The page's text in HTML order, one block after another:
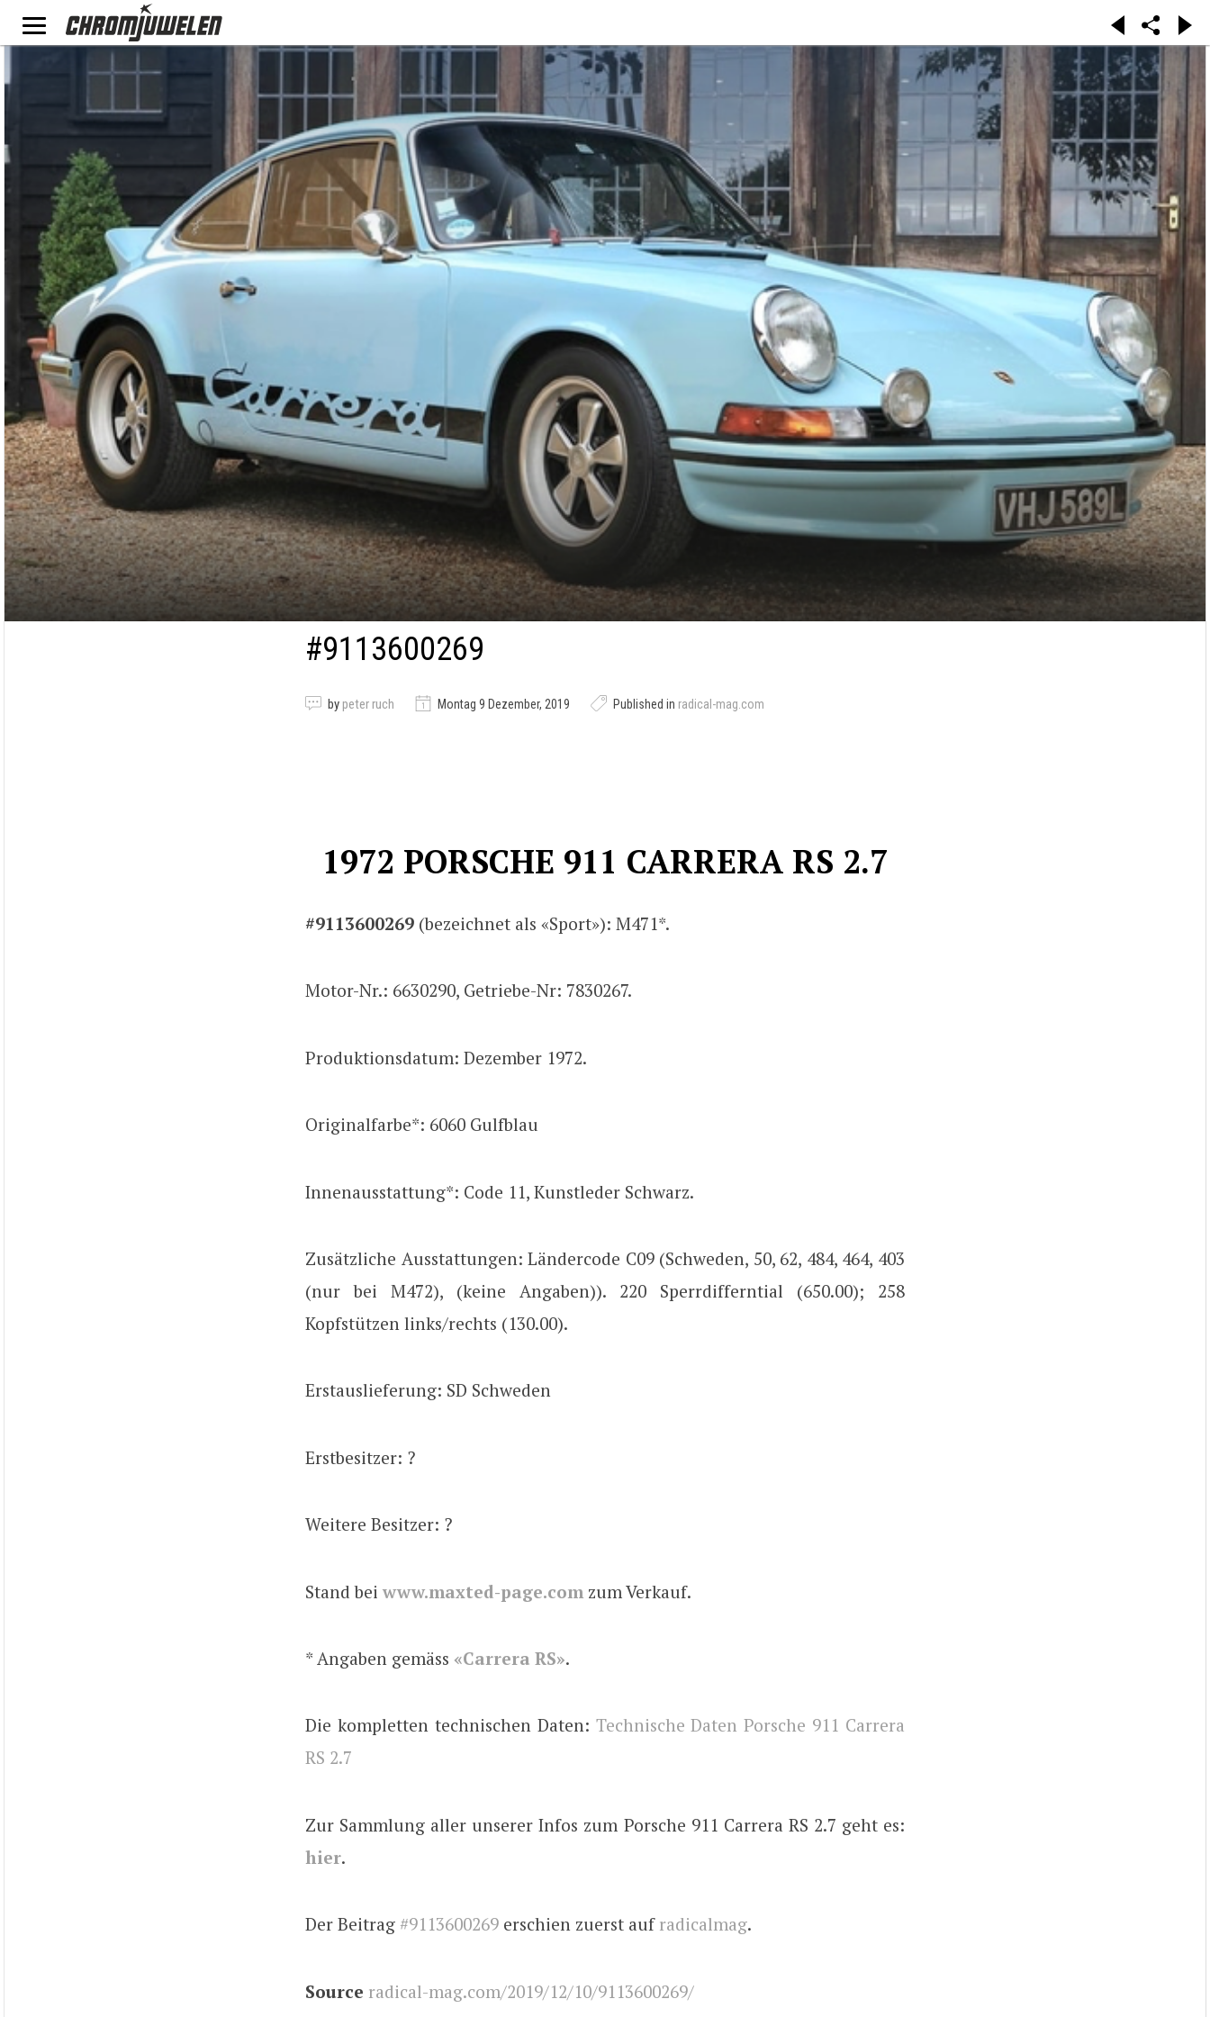
#9113600269
by peter ruch Montag 9 Dezember, 2019 Published in radical-mag.com
1972 PORSCHE 911 CARRERA RS 2.7
#9113600269 (bezeichnet als «Sport»): M471*.
Motor-Nr.: 6630290, Getriebe-Nr: 7830267.
Produktionsdatum: Dezember 1972.
Originalfarbe*: 6060 Gulfblau
Innenausstattung*: Code 11, Kunstleder Schwarz.
Zusätzliche Ausstattungen: Ländercode C09 (Schweden, 50, 62, 484, 464, 403
(nur bei M472), (keine Angaben)). 220 Sperrdifferntial (650.00); 258
Kopfstützen links/rechts (130.00).
Erstauslieferung: SD Schweden
Erstbesitzer: ?
Weitere Besitzer: ?
Stand bei www.maxted-page.com zum Verkauf.
* Angaben gemäss «Carrera RS».
Die kompletten technischen Daten: Technische Daten Porsche 911 Carrera
RS 2.7
Zur Sammlung aller unserer Infos zum Porsche 911 Carrera RS 2.7 geht es:
hier.
Der Beitrag #9113600269 erschien zuerst auf radicalmag.
Source radical-mag.com/2019/12/10/9113600269/